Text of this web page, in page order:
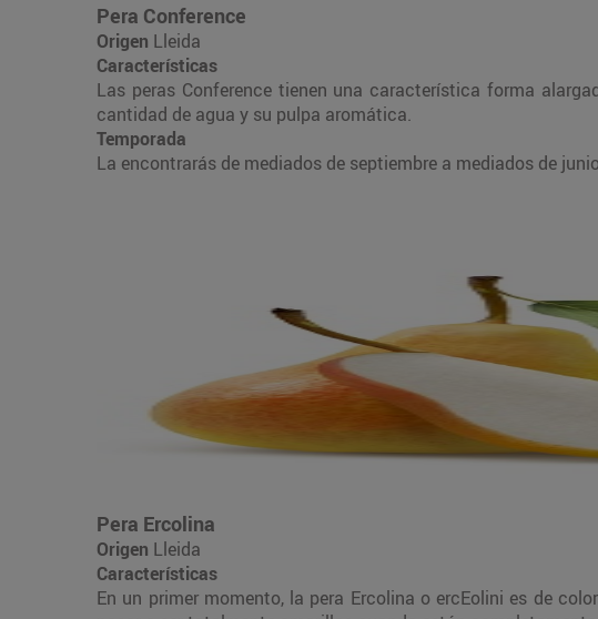
Pera Conference
Origen Lleida
Características
Las peras Conference tienen una característica forma
cantidad de agua y su pulpa aromática.
Temporada
La encontrarás de mediados de septiembre a mediados de
Pera Ercolina
Origen Lleida
Características
En un primer momento, la pera Ercolina o ercEolini es de